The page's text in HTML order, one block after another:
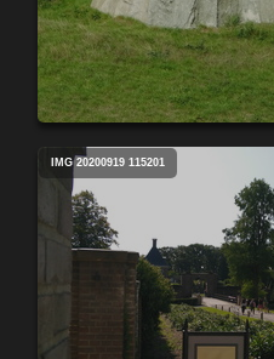
IMG 20200919 115201